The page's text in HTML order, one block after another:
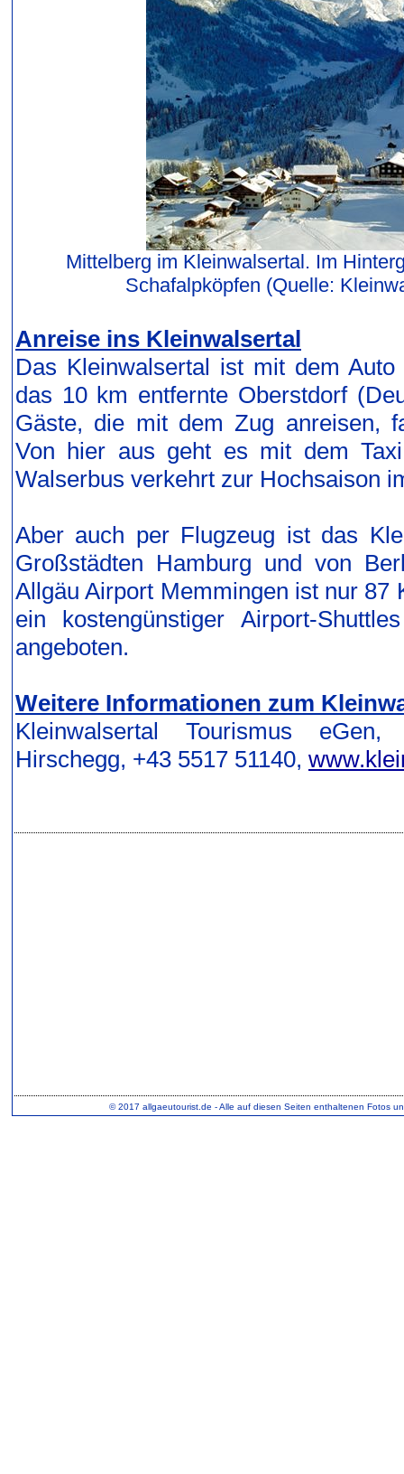
Mittelberg im Kleinwalsertal. Im
Schafalpköpfen (Quelle:
Anreise ins Kleinwalsertal
Das Kleinwalsertal ist mit dem
das 10 km entfernte Oberstdorf
Gäste, die mit dem Zug anreisen,
Von hier aus geht es mit dem
Walserbus verkehrt zur Hochsaison
Aber auch per Flugzeug ist das
Großstädten Hamburg und von
Allgäu Airport Memmingen ist nur 87
ein kostengünstiger Airport-
angeboten.
Weitere Informationen zum
Kleinwalsertal Tourismus
Hirschegg, +43 5517 51140,
© 2017 allgaeutourist.de - Alle auf diesen Seiten enthaltenen Fotos